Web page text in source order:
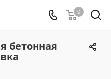
0
бетонная